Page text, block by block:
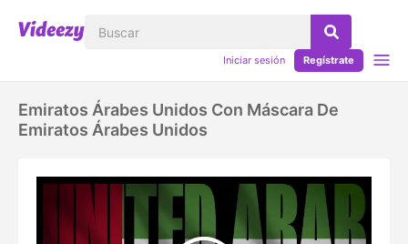
Iniciar sesión Regístrate
Emiratos Árabes Unidos Con Máscara De
Emiratos Árabes Unidos